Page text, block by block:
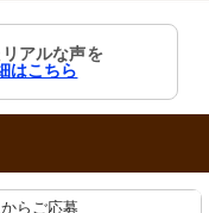
アルな声を
はこちら
らご応募